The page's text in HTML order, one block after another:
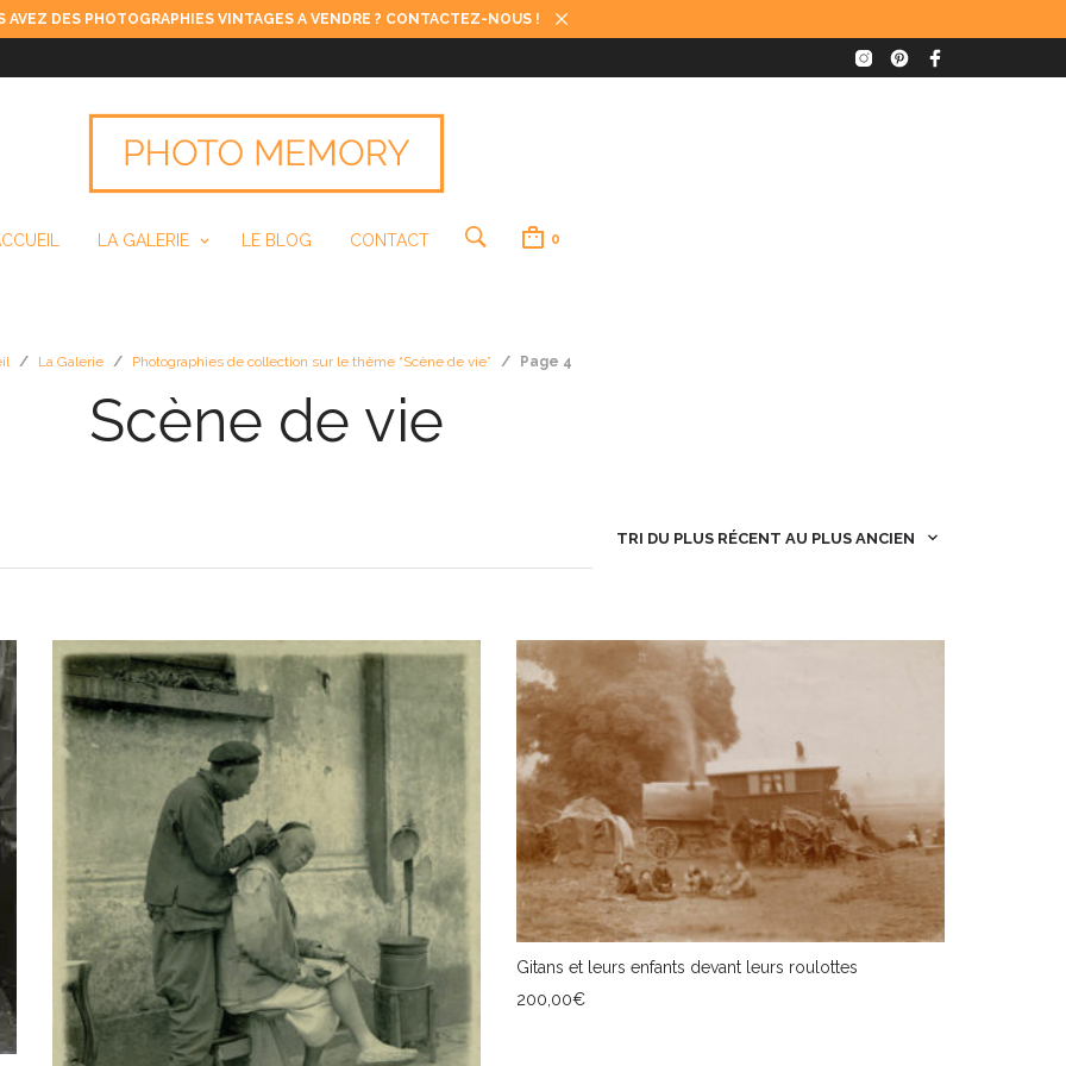
AVEZ DES PHOTOGRAPHIES VINTAGES A VENDRE ? CONTACTEZ-NOUS !
LA GALERIE LE BLOG CONTACT 0
/ La Galerie / Photographies de collection sur le thème “Scène de vie” / Page 4
Scène de vie
TRI DU PLUS RÉCENT AU PLUS ANCIEN
Gitans et leurs enfants devant leurs roulottes
200,00€